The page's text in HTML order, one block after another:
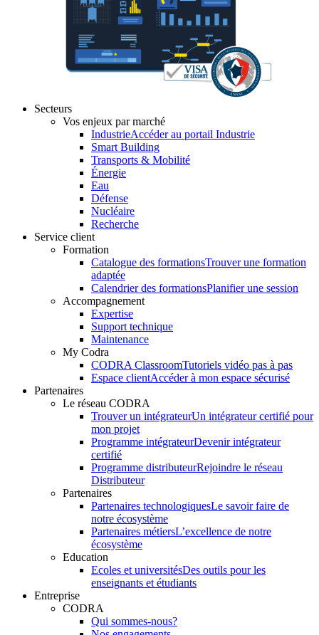
Secteurs
Vos enjeux par marché
IndustrieAccéder au portail Industrie
Smart Building
Transports & Mobilité
Énergie
Eau
Défense
Nucléaire
Recherche
Service client
Formation
Catalogue des formationsTrouver une formation
adaptée
Calendrier des formationsPlanifier une session
Accompagnement
Expertise
Support technique
Maintenance
My Codra
CODRA ClassroomTutoriels vidéo pas à pas
Espace clientAccéder à mon espace sécurisé
Partenaires
Le réseau CODRA
Trouver un intégrateurUn intégrateur certifié pour
mon projet
Programme intégrateurDevenir intégrateur
certifié
Programme distributeurRejoindre le réseau
Distributeur
Partenaires
Partenaires technologiquesLe savoir faire de
notre écosystème
Partenaires métiersL’excellence de notre
écosystème
Education
Ecoles et universitésDes outils pour les
enseignants et étudiants
Entreprise
CODRA
Qui sommes-nous?